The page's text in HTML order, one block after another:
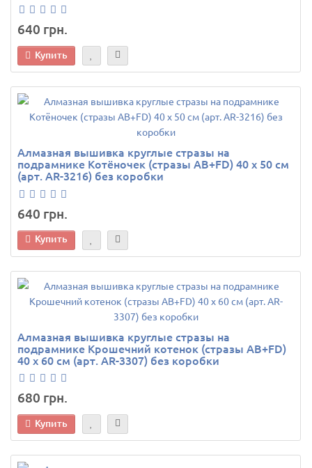
640 грн.
Купить
Алмазная вышивка круглые стразы на
подрамнике Котёночек (стразы AB+FD) 40 х 50 см
(арт. AR-3216) без коробки
640 грн.
Купить
Алмазная вышивка круглые стразы на
подрамнике Крошечний котенок (стразы AB+FD)
40 х 60 см (арт. AR-3307) без коробки
680 грн.
Купить